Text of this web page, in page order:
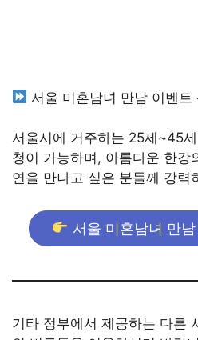
서울 미혼남녀 만남 이벤트
서울시에 거주하는 25세~45
청이 가능하며, 아름다운 한강
연을 만나고 싶은 분들께 강력
서울 미혼남녀 만
기타 정부에서 제공하는 다른